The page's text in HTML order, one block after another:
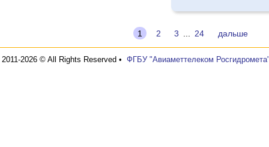
1 2 3 24 дальше
2011-2026 © All Rights Reserved • ФГБУ "Авиаметтелеком